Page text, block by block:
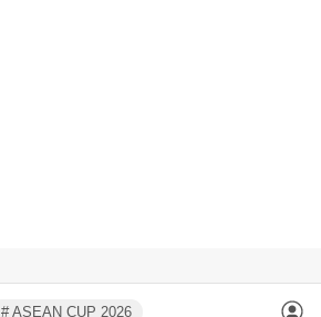
# ASEAN CUP 2026